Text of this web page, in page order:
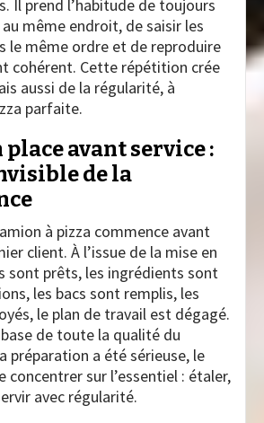
Il prend l’habitude de toujours
même endroit, de saisir les
le même ordre et de reproduire
cohérent. Cette répétition crée
aussi de la régularité, à
parfaite.
place avant service :
de la
à pizza commence avant
client. À l’issue de la mise en
sont prêts, les ingrédients sont
les bacs sont remplis, les
le plan de travail est dégagé.
de toute la qualité du
préparation a été sérieuse, le
concentrer sur l’essentiel : étaler,
avec régularité.